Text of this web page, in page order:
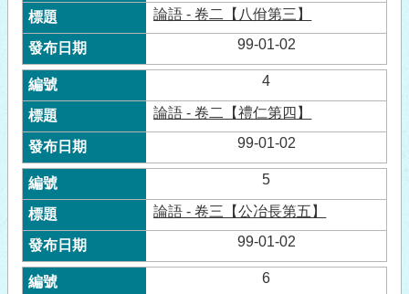
論語 - 卷二【八佾第三】
99-01-02
4
論語 - 卷二【禮仁第四】
99-01-02
5
論語 - 卷三【公冶長第五】
99-01-02
6